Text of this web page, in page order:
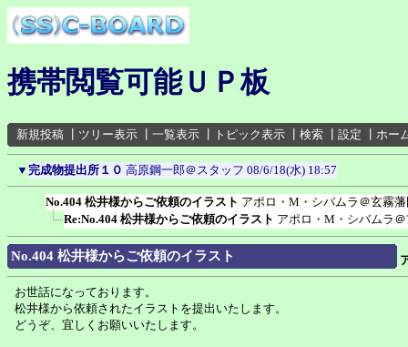
携帯閲覧可能ＵＰ板
新規投稿 ツリー表示 一覧表示 トピック表示 検索 設定 ホー
▼ 完成物提出所１０ 高原鋼一郎＠スタッフ 08/6/18(水) 18:57
No.404 松井様からご依頼のイラスト アポロ・M・シバムラ＠玄霧
Re:No.404 松井様からご依頼のイラスト アポロ・M・シバムラ
No.404 松井様からご依頼のイラスト
お世話になっております。
松井様から依頼されたイラストを提出いたします。
どうぞ、宜しくお願いいたします。